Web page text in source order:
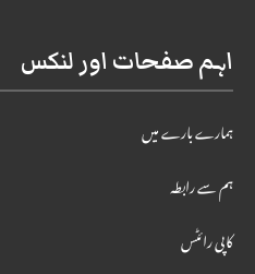
اہم صفحات اور لنکس
ہمارے بارے میں
ہم سے رابطہ
کاپی رائٹس